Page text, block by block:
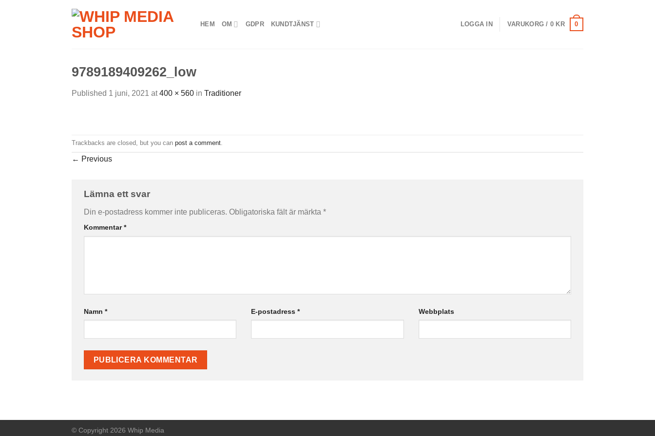
HEM OM GDPR KUNDTJÄNST LOGGA IN VARUKORG / 0 KR 0
9789189409262_low
Published 1 juni, 2021 at400 × 560 in Traditioner
Trackbacks are closed, but you can post a comment
← Previous
Lämna ett svar
Din e-postadress kommer inte publiceras. Obligatoriska fält är märkta *
Kommentar*
Namn * E-postadress* Webbplats
© Copyright 2026 Whip Media